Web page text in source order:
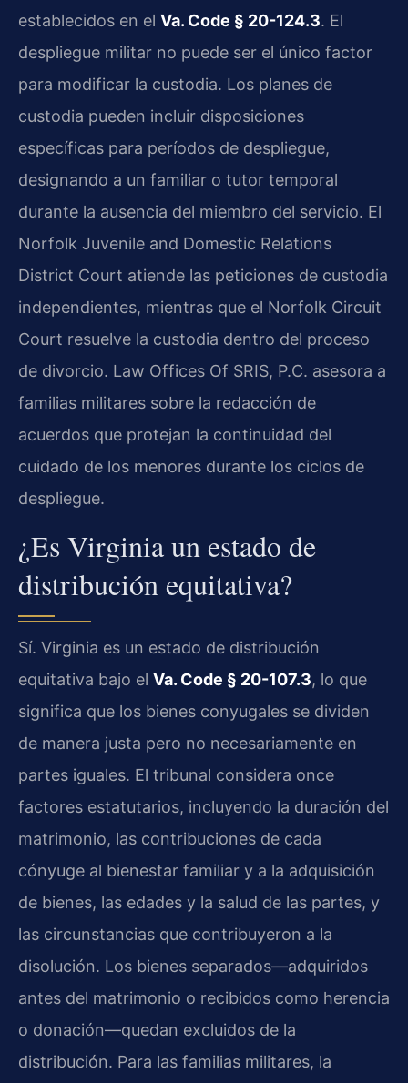
establecidos en el Va. Code § 20-124.3. El
despliegue militar no puede ser el único factor
para modificar la custodia. Los planes de
custodia pueden incluir disposiciones
específicas para períodos de despliegue,
designando a un familiar o tutor temporal
durante la ausencia del miembro del servicio. El
Norfolk Juvenile and Domestic Relations
District Court atiende las peticiones de custodia
independientes, mientras que el Norfolk Circuit
Court resuelve la custodia dentro del proceso
de divorcio. Law Offices Of SRIS, P.C. asesora a
familias militares sobre la redacción de
acuerdos que protejan la continuidad del
cuidado de los menores durante los ciclos de
despliegue.
¿Es Virginia un estado de
distribución equitativa?
Sí. Virginia es un estado de distribución
equitativa bajo el Va. Code § 20-107.3, lo que
significa que los bienes conyugales se dividen
de manera justa pero no necesariamente en
partes iguales. El tribunal considera once
factores estatutarios, incluyendo la duración del
matrimonio, las contribuciones de cada
cónyuge al bienestar familiar y a la adquisición
de bienes, las edades y la salud de las partes, y
las circunstancias que contribuyeron a la
disolución. Los bienes separados—adquiridos
antes del matrimonio o recibidos como herencia
o donación—quedan excluidos de la
distribución. Para las familias militares, la